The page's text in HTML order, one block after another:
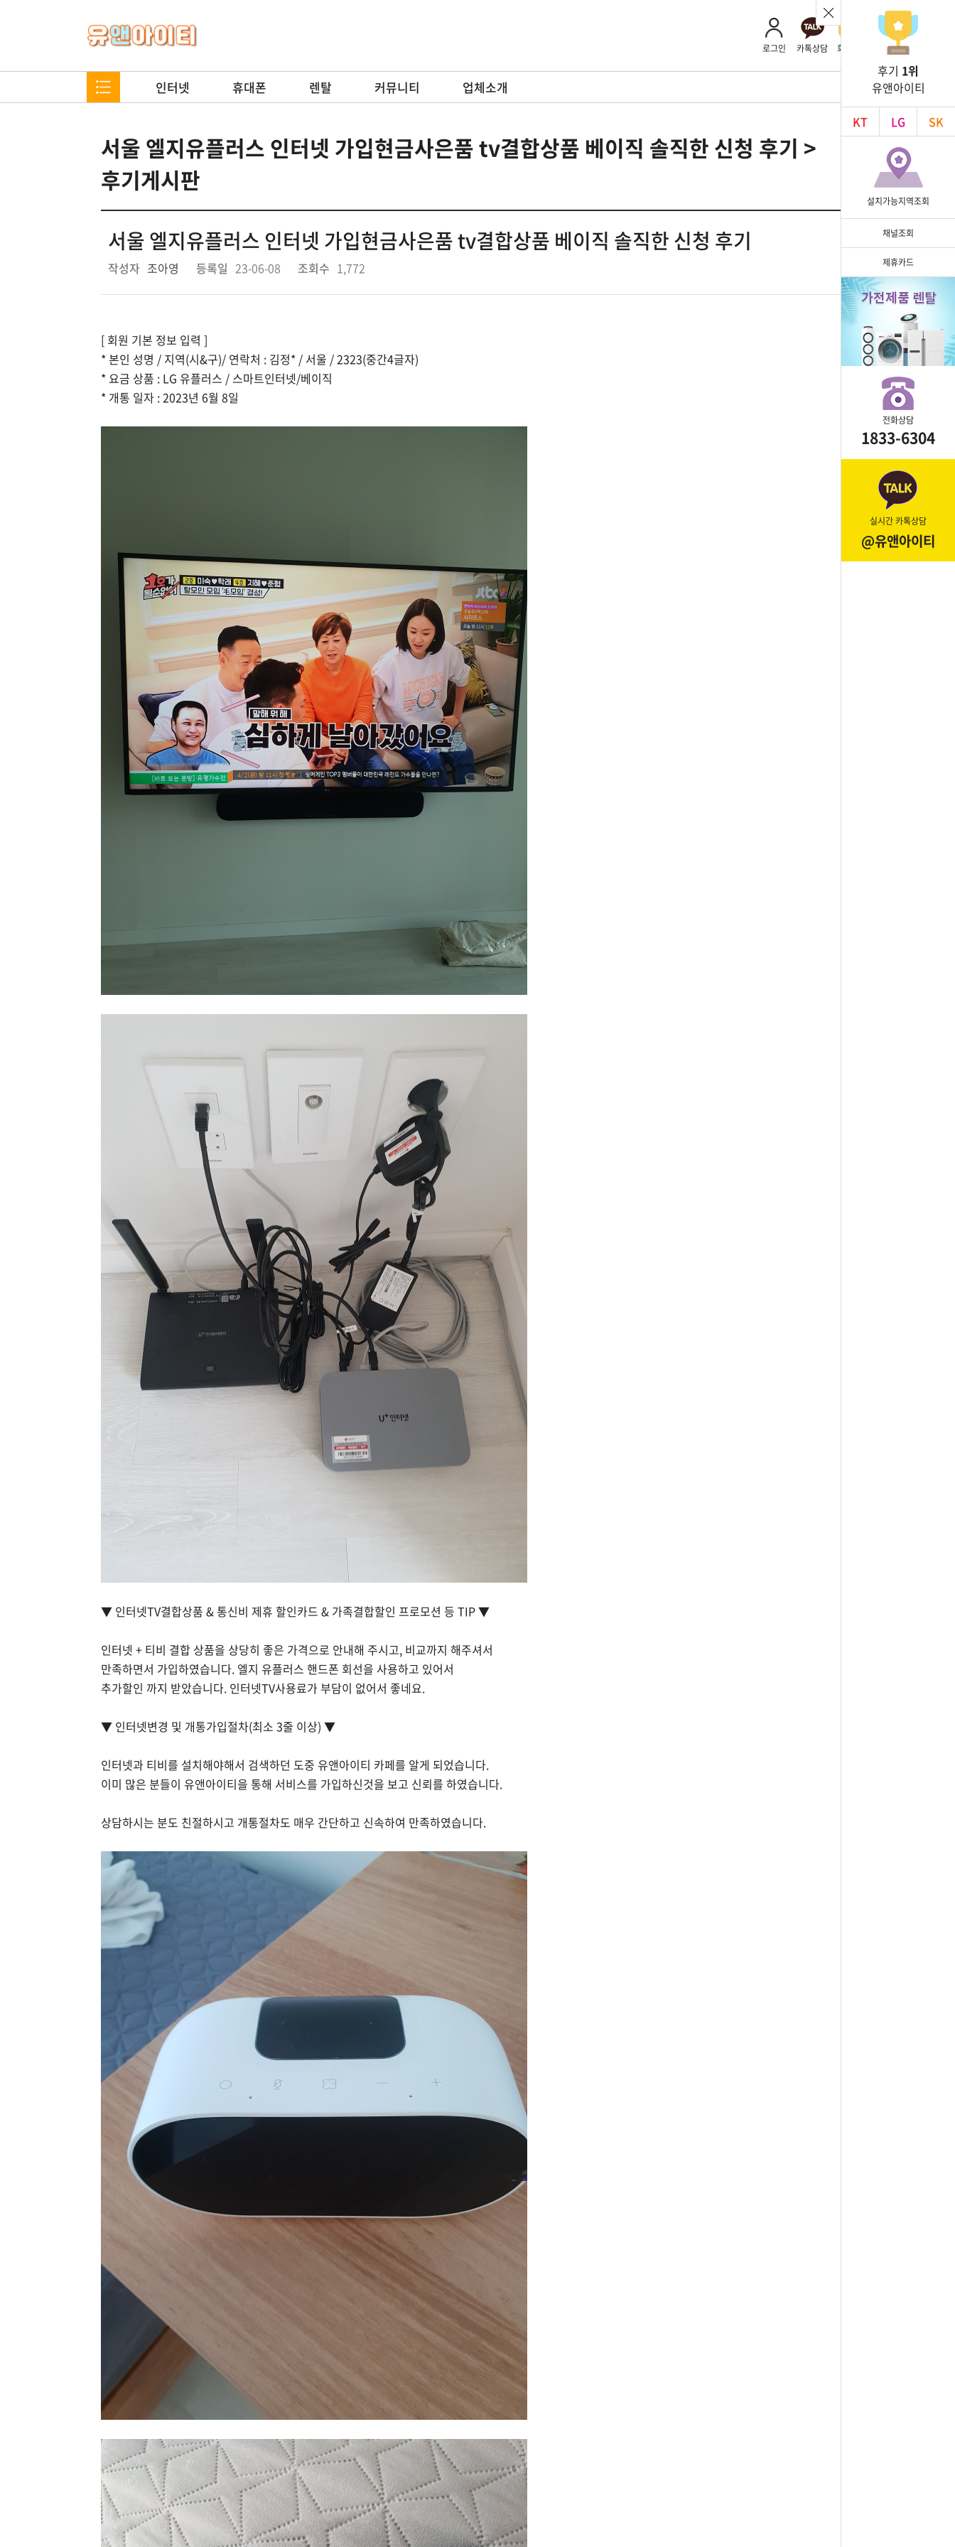
로그인 카톡상담 회사소개
인터넷 휴대폰 렌탈 커뮤니티 업체소개
후기 1위
유앤아이티
KT
LG SK
설치가능지역조회
채널조회
제휴카드
전화상담
1833-6304
실시간 카톡상담
@유앤아이티
서울 엘지유플러스 인터넷 가입현금사은품 tv결합상품 베이직 솔직한 신청 후기 >
후기게시판
서울 엘지유플러스 인터넷 가입현금사은품 tv결합상품 베이직 솔직한 신청 후기
작성자 조아영 등록일 23-06-08 조회수 1,772
[ 회원 기본 정보 입력 ]
* 본인 성명 / 지역(시&구)/ 연락처 : 김정* / 서울 / 2323(중간4글자)
* 요금 상품 : LG 유플러스 / 스마트인터넷/베이직
* 개통 일자 : 2023년 6월 8일
▼ 인터넷TV결합상품 & 통신비 제휴 할인카드 & 가족결합할인 프로모션 등 TIP ▼
인터넷 + 티비 결합 상품을 상당히 좋은 가격으로 안내해 주시고, 비교까지 해주셔서
만족하면서 가입하였습니다. 엘지 유플러스 핸드폰 회선을 사용하고 있어서
추가할인 까지 받았습니다. 인터넷TV사용료가 부담이 없어서 좋네요.
▼ 인터넷변경 및 개통가입절차(최소 3줄 이상) ▼
인터넷과 티비를 설치해야해서 검색하던 도중 유앤아이티 카페를 알게 되었습니다.
이미 많은 분들이 유앤아이티을 통해 서비스를 가입하신것을 보고 신뢰를 하였습니다.
상담하시는 분도 친절하시고 개통절차도 매우 간단하고 신속하여 만족하였습니다.